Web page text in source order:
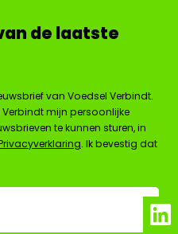
de laatste
van Voedsel Verbindt.
mijn persoonlijke
te kunnen sturen, in
. Ik bevestig dat